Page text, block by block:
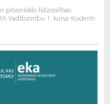
pilsoniskās līdzdalības
Vadībzinību 1. kursa studenti